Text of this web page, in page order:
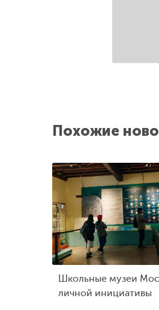
Похожие
Школьные музеи
личной инициативы